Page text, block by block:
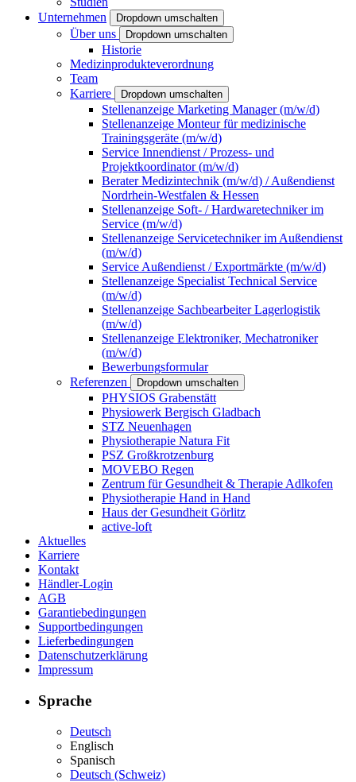
Unternehmen
Dropdown umschalten
Über uns Dropdown umschalten
Historie
Medizinprodukteverordnung
Team
Karriere
Dropdown umschalten
Stellenanzeige Marketing Manager (m/w/d)
Stellenanzeige Monteur für medizinische
Trainingsgeräte (m/w/d)
Service Innendienst / Prozess- und
Projektkoordinator (m/w/d)
Berater Medizintechnik (m/w/d) / Außendienst
Nordrhein-Westfalen & Hessen
Stellenanzeige Soft- / Hardwaretechniker im
Service (m/w/d)
Stellenanzeige Servicetechniker im Außendienst
(m/w/d)
Service Außendienst / Exportmärkte (m/w/d)
Stellenanzeige Specialist Technical Service
(m/w/d)
Stellenanzeige Sachbearbeiter Lagerlogistik
(m/w/d)
Stellenanzeige Elektroniker, Mechatroniker
(m/w/d)
Bewerbungsformular
Referenzen
Dropdown umschalten
PHYSIOS Grabenstätt
Physiowerk Bergisch Gladbach
STZ Neuenhagen
Physiotherapie Natura Fit
PSZ Großkrotzenburg
MOVEBO Regen
Zentrum für Gesundheit & Therapie Adlkofen
Physiotherapie Hand in Hand
Haus der Gesundheit Görlitz
active-loft
Aktuelles
Karriere
Kontakt
Händler-Login
AGB
Garantiebedingungen
Supportbedingungen
Lieferbedingungen
Datenschutzerklärung
Impressum
Sprache
Deutsch
Englisch
Spanisch
Deutsch (Schweiz)